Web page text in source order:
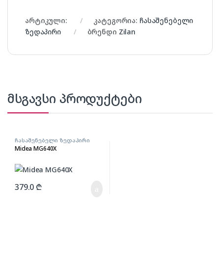
არტიკული: კატეგორია: ჩასაშენებელი
ზედაპირი
ბრენდი Zilan
მსგავსი პროდუქტები
ჩასაშენებელი ზედაპირი
Midea MG640X
379.0 ₾